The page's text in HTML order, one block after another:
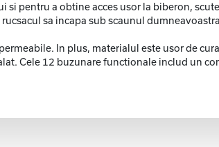
si pentru a obtine acces usor la biberon,
sa incapa sub scaunul
In plus, materialul este usor de
Cele 12 buzunare functionale includ un